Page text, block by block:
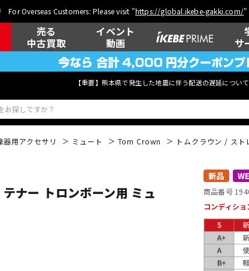
For Overseas Customers: Please visit "https://global.ikebe-gakki.com/"
売る
中古買取
イベント
動画
サ
【重要】熊本県で発生した地震に伴う配送の遅延につい
ウク
その他
器用アクセサリ ミュート Tom Crown トムクラウン / スト
ナー トロンボーン用 ミュ
新品
商品番号
コンディショ